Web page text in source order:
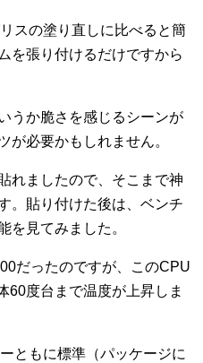
スの塗り直しに比べると簡
を張り付けるだけですから
うか脆さを感じるシーンが
が必要かもしれません。
れましたので、そこまで神
。貼り付けた後は、ベンチ
を見てみました。
だったのですが、このCPU
60度台まで温度が上昇しま
ともに標準（パッケージに